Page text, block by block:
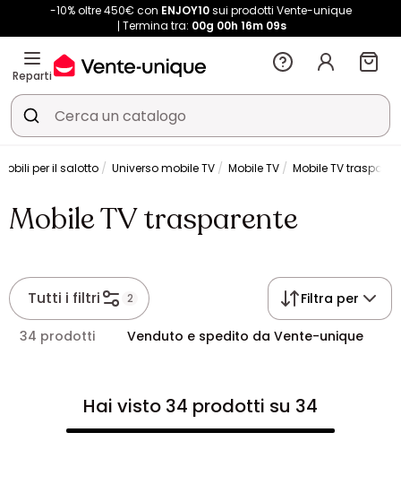
-10% oltre 450€ con ENJOY10sui prodotti Vente-unique
Termina tra: 00g 00h 16m 09s
Reparti
per il salotto Universo mobile TV Mobile TV Mobile TV
Mobile TV trasparente
Tutti i filtri 2 Filtra per
34 prodotti Venduto e spedito da Vente-unique
Hai visto 34 prodotti su 34